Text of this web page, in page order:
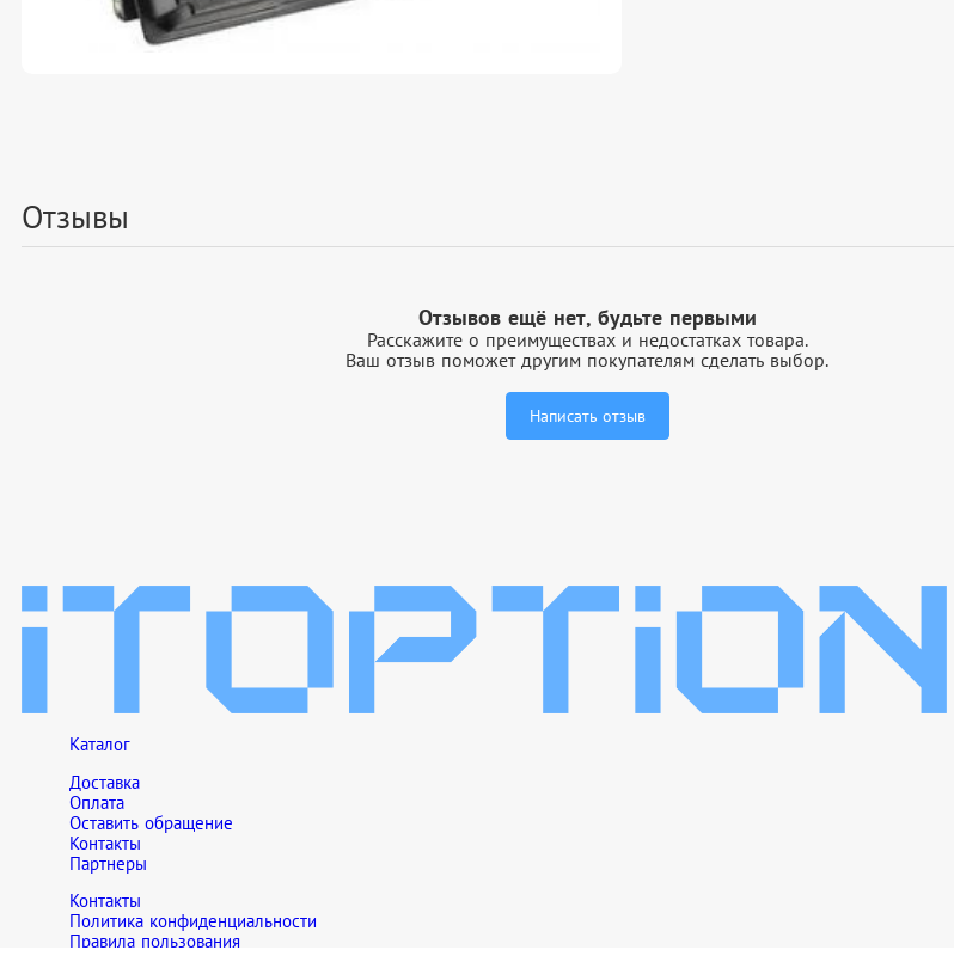
Отзывы
Отзывов ещё нет, будьте первыми
Расскажите о преимуществах и недостатках товара.
Ваш отзыв поможет другим покупателям сделать выбор.
Написать отзыв
Каталог
Доставка
Оплата
Оставить обращение
Контакты
Партнеры
Контакты
Политика конфиденциальности
Правила пользования